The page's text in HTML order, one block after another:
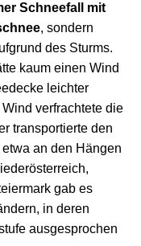
Schneefall mit
, sondern
des Sturms.
kaum einen Wind
leichter
verfrachtete die
transportierte den
an den Hängen
gab es
in deren
ausgesprochen